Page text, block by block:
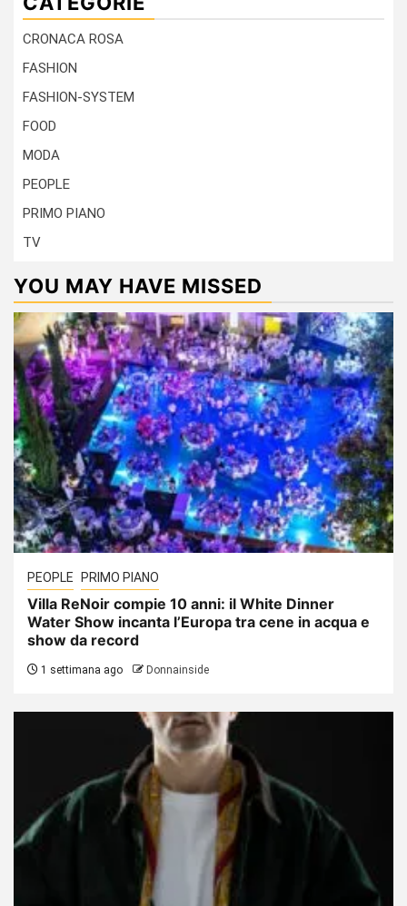
CRONACA ROSA
FASHION
FASHION-SYSTEM
FOOD
MODA
PEOPLE
PRIMO PIANO
TV
YOU MAY HAVE MISSED
PEOPLE PRIMO PIANO
Villa ReNoir compie 10 anni: il White Dinner
Water Show incanta l’Europa tra cene in acqua e
show da record
1 settimana ago Donnainside